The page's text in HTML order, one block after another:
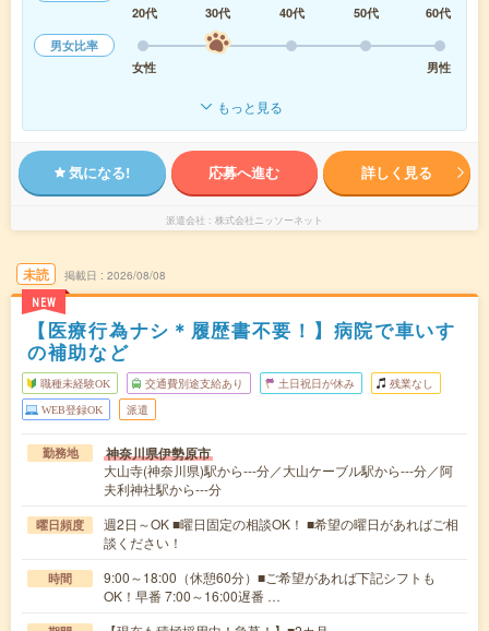
20代
30代 40代 50代
60代
男女比率
女性
男性
もっと見る
気になる! 応募へ進む 詳しく見る
派遣会社 株式会社ニッソーネット
未読
NEW
掲載日 2026/08/08
【医療行為ナシ＊履歴書不要！】病院で車いす
の補助など
職種未経験OK 交通費別途支給あり 土日祝日が休み 残業なし
WEB登録OK 派遣
勤務地 神奈川県伊勢原市
大山寺(神奈川県)駅から---分／大山ケーブル駅から---分／阿
夫利神社駅から---分
曜日頻度
週2日～OK ■曜日固定の相談OK！ ■希望の曜日があればご相
談ください！
時間
9:00～18:00（休憩60分）■ご希望があれば下記シフトも
OK！早番 7:00～16:00遅番 …